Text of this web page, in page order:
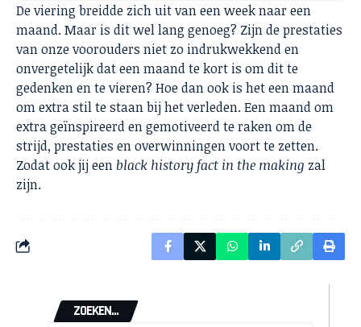
De viering breidde zich uit van een week naar een
maand. Maar is dit wel lang genoeg? Zijn de prestaties
van onze voorouders niet zo indrukwekkend en
onvergetelijk dat een maand te kort is om dit te
gedenken en te vieren? Hoe dan ook is het een maand
om extra stil te staan bij het verleden. Een maand om
extra geïnspireerd en gemotiveerd te raken om de
strijd, prestaties en overwinningen voort te zetten.
Zodat ook jij eenblack history fact in the making zal
zijn.
ZOEKEN...